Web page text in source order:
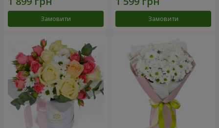
Замовити Замовити